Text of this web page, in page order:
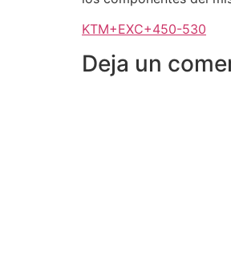
KTM+EXC+450-530
Deja un